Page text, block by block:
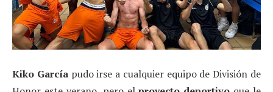
Kiko Garcíapudo irse a cualquier equipo de División de